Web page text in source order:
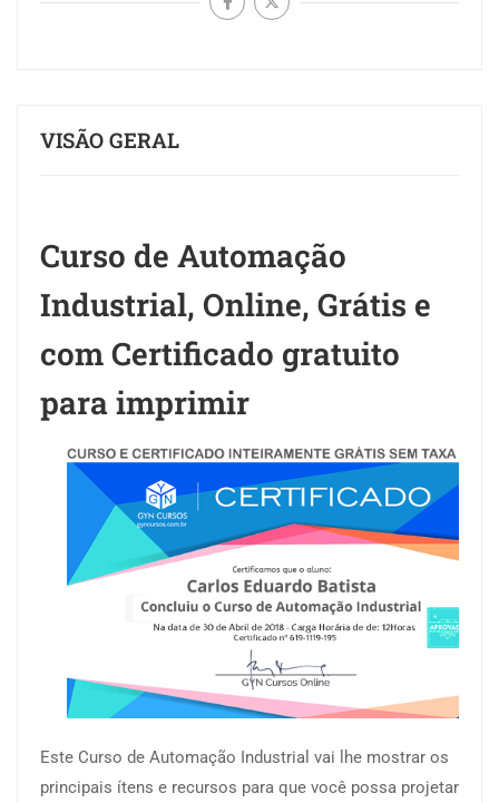
VISÃO GERAL
Curso de Automação
Industrial, Online, Grátis e
com Certificado gratuito
para imprimir
Este Curso de Automação Industrial vai lhe mostrar os
principais ítens e recursos para que você possa projetar